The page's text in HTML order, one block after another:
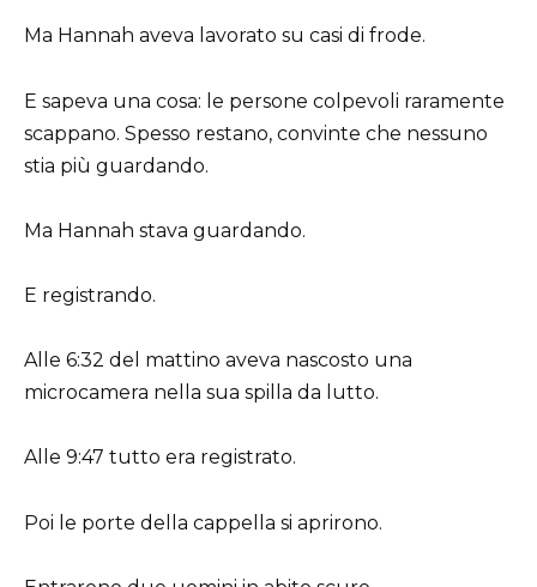
Ma Hannah aveva lavorato su casi di frode.
E sapeva una cosa: le persone colpevoli raramente
scappano. Spesso restano, convinte che nessuno
stia più guardando.
Ma Hannah stava guardando.
E registrando.
Alle 6:32 del mattino aveva nascosto una
microcamera nella sua spilla da lutto.
Alle 9:47 tutto era registrato.
Poi le porte della cappella si aprirono.